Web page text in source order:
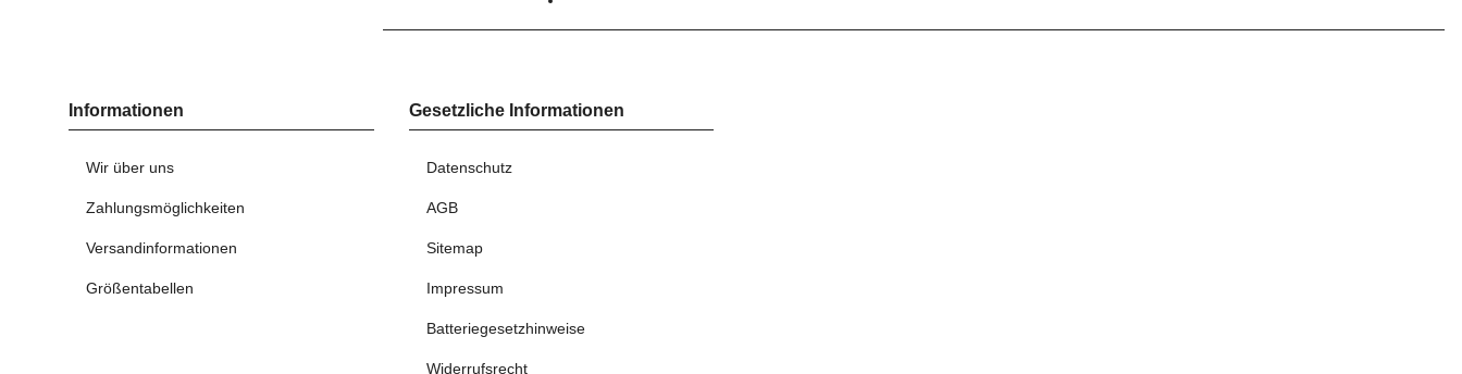
Informationen
Wir über uns
Zahlungsmöglichkeiten
Versandinformationen
Größentabellen
Gesetzliche Informationen
Datenschutz
AGB
Sitemap
Impressum
Batteriegesetzhinweise
Widerrufsrecht